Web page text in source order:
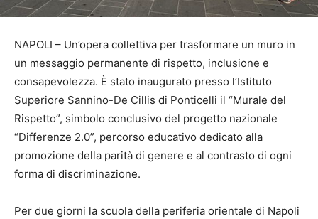
NAPOLI – Un’opera collettiva per trasformare un muro in
un messaggio permanente di rispetto, inclusione e
consapevolezza. È stato inaugurato presso l’Istituto
Superiore Sannino-De Cillis di Ponticelli il “Murale del
Rispetto”, simbolo conclusivo del progetto nazionale
“Differenze 2.0”, percorso educativo dedicato alla
promozione della parità di genere e al contrasto di ogni
forma di discriminazione.
Per due giorni la scuola della periferia orientale di Napoli